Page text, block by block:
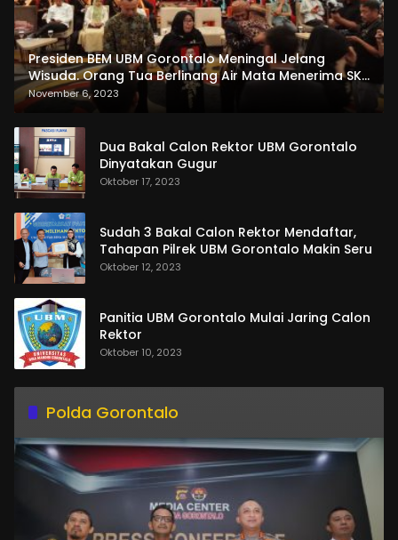
Presiden BEM UBM Gorontalo Meningal Jelang
Wisuda. Orang Tua Berlinang Air Mata Menerima SKL
dan Pemasangan Salempang
November 6, 2023
Dua Bakal Calon Rektor UBM Gorontalo
Dinyatakan Gugur
Oktober 17, 2023
Sudah 3 Bakal Calon Rektor Mendaftar,
Tahapan Pilrek UBM Gorontalo Makin Seru
Oktober 12, 2023
Panitia UBM Gorontalo Mulai Jaring Calon
Rektor
Oktober 10, 2023
Polda Gorontalo